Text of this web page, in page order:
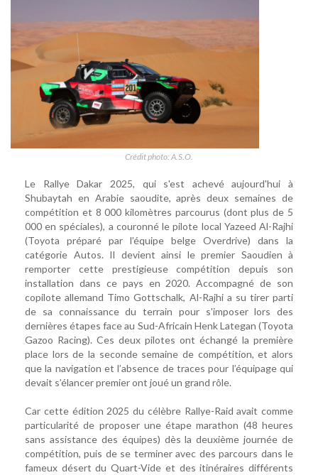
Crédit photo: A.S.O.
Le Rallye Dakar 2025, qui s'est achevé aujourd'hui à
Shubaytah en Arabie saoudite, après deux semaines de
compétition et 8 000 kilomètres parcourus (dont plus de 5
000 en spéciales), a couronné le pilote local Yazeed Al-Rajhi
(Toyota préparé par l’équipe belge Overdrive) dans la
catégorie Autos. Il devient ainsi le premier Saoudien à
remporter cette prestigieuse compétition depuis son
installation dans ce pays en 2020. Accompagné de son
copilote allemand Timo Gottschalk, Al-Rajhi a su tirer parti
de sa connaissance du terrain pour s'imposer lors des
dernières étapes face au Sud-Africain Henk Lategan (Toyota
Gazoo Racing). Ces deux pilotes ont échangé la première
place lors de la seconde semaine de compétition, et alors
que la navigation et l’absence de traces pour l’équipage qui
devait s’élancer premier ont joué un grand rôle.
Car cette édition 2025 du célèbre Rallye-Raid avait comme
particularité de proposer une étape marathon (48 heures
sans assistance des équipes) dès la deuxième journée de
compétition, puis de se terminer avec des parcours dans le
fameux désert du Quart-Vide et des itinéraires différents